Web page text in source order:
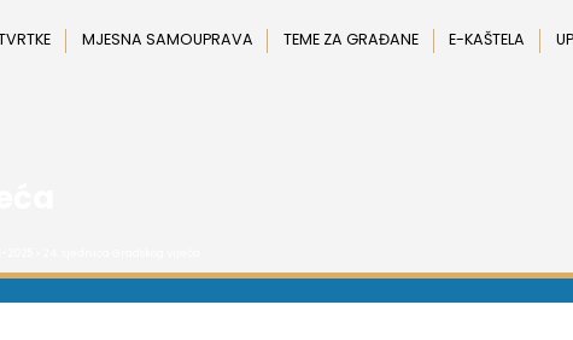
MJESNA SAMOUPRAVA TEME ZA GRAĐANE E-KAŠTELA